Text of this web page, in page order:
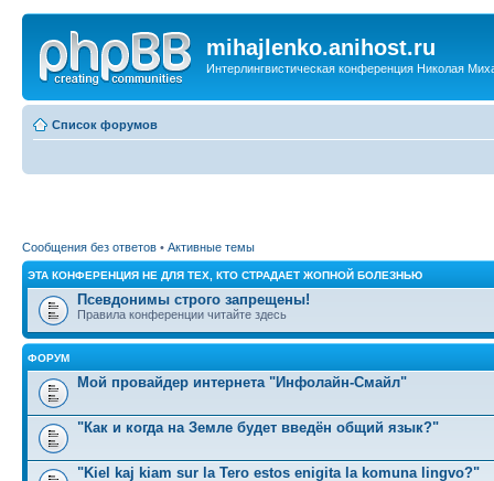
mihajlenko.anihost.ru
Интерлингвистическая конференция Николая
Список форумов
Сообщения без ответов • Активные темы
ЭТА КОНФЕРЕНЦИЯ НЕ ДЛЯ ТЕХ, КТО СТРАДАЕТ ЖОПНОЙ БОЛЕЗНЬЮ
Псевдонимы строго запрещены!
Правила конференции читайте здесь
ФОРУМ
Мой провайдер интернета "Инфолайн-Смайл"
"Как и когда на Земле будет введён общий язык?"
"Kiel kaj kiam sur la Tero estos enigita la komuna lingvo?"